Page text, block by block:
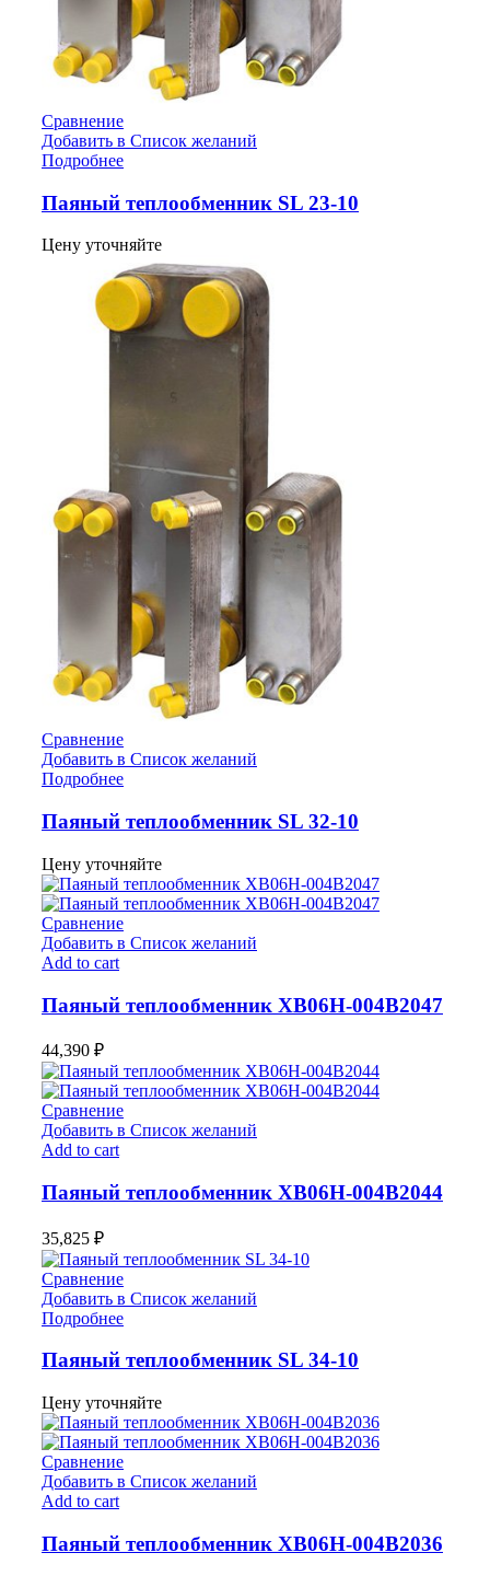
Сравнение
Добавить в Список желаний
Подробнее
Паяный теплообменник SL 23-10
Цену уточняйте
Сравнение
Добавить в Список желаний
Подробнее
Паяный теплообменник SL 32-10
Цену уточняйте
Сравнение
Добавить в Список желаний
Add to cart
Паяный теплообменник XB06H-004В2047
44,390 ₽
Сравнение
Добавить в Список желаний
Add to cart
Паяный теплообменник XB06H-004В2044
35,825 ₽
Сравнение
Добавить в Список желаний
Подробнее
Паяный теплообменник SL 34-10
Цену уточняйте
Сравнение
Добавить в Список желаний
Add to cart
Паяный теплообменник XB06H-004В2036